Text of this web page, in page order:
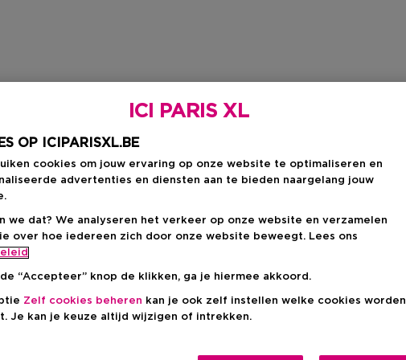
ICI PARIS XL
OP ICIPARISXL.BE
cookies om jouw ervaring op onze website te optimaliseren en
advertenties en diensten aan te bieden naargelang jouw
we dat? We analyseren het verkeer op onze website en verzamelen
over hoe iedereen zich door onze website beweegt. Lees ons
“Accepteer” knop de klikken, ga je hiermee akkoord.
Zelf cookies beheren kan je ook zelf instellen welke cookies worden
Je kan je keuze altijd wijzigen of intrekken.